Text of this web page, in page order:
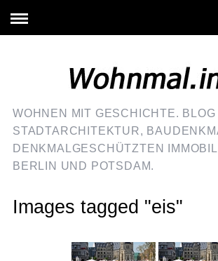
WOHNEN MIT GESCHICHTE. BLOG
STADTARCHITEKTUR,
DENKMALGESCHÜTZTEN
BERLIN UND POTSDAM.
Images tagged "eis"